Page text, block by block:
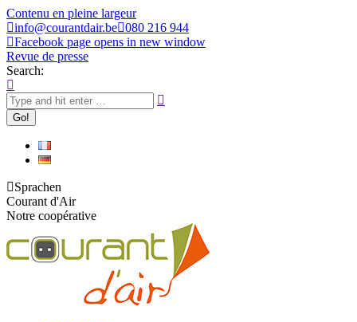
Contenu en pleine largeur
info@courantdair.be 080 216 944
Facebook page opens in new window
Revue de presse
Search:
Sprachen
Courant d'Air
Notre coopérative